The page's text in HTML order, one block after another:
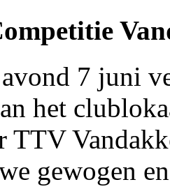
7 juni
het
TTV
gewogen